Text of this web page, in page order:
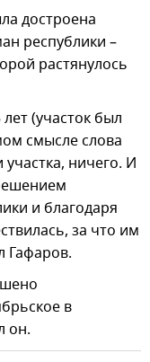
достроена
республики –
растянулось
(участок был
смысле слова
ничего. И
и благодаря
за что им
Гафаров.
в
он.